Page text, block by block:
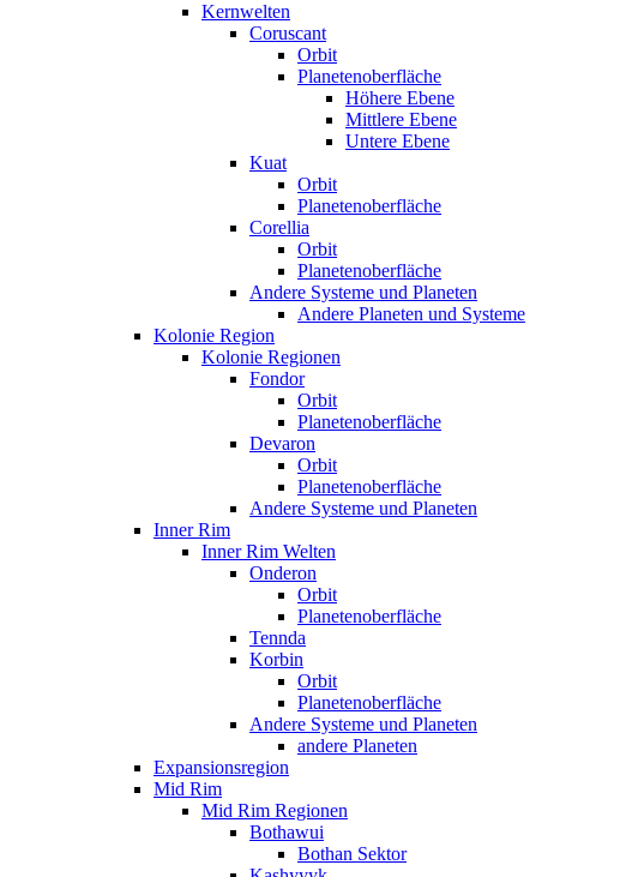
Kernwelten
Coruscant
Orbit
Planetenoberfläche
Höhere Ebene
Mittlere Ebene
Untere Ebene
Kuat
Orbit
Planetenoberfläche
Corellia
Orbit
Planetenoberfläche
Andere Systeme und Planeten
Andere Planeten und Systeme
Kolonie Region
Kolonie Regionen
Fondor
Orbit
Planetenoberfläche
Devaron
Orbit
Planetenoberfläche
Andere Systeme und Planeten
Inner Rim
Inner Rim Welten
Onderon
Orbit
Planetenoberfläche
Tennda
Korbin
Orbit
Planetenoberfläche
Andere Systeme und Planeten
andere Planeten
Expansionsregion
Mid Rim
Mid Rim Regionen
Bothawui
Bothan Sektor